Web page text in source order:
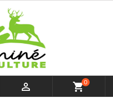
 shopping_cart0